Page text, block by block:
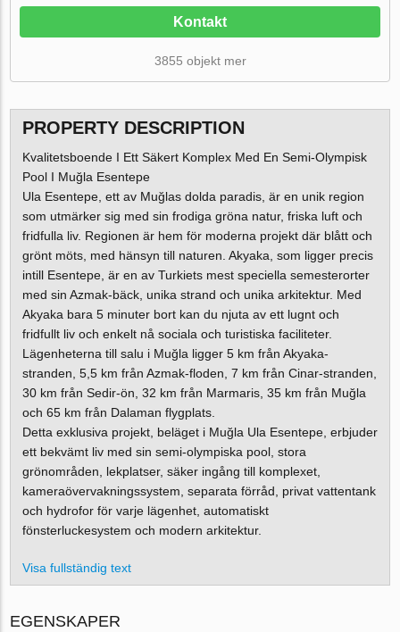
Kontakt
3855 objekt mer
PROPERTY DESCRIPTION
Kvalitetsboende I Ett Säkert Komplex Med En Semi-Olympisk
Pool I Muğla Esentepe
Ula Esentepe, ett av Muğlas dolda paradis, är en unik region
som utmärker sig med sin frodiga gröna natur, friska luft och
fridfulla liv. Regionen är hem för moderna projekt där blått och
grönt möts, med hänsyn till naturen. Akyaka, som ligger precis
intill Esentepe, är en av Turkiets mest speciella semesterorter
med sin Azmak-bäck, unika strand och unika arkitektur. Med
Akyaka bara 5 minuter bort kan du njuta av ett lugnt och
fridfullt liv och enkelt nå sociala och turistiska faciliteter.
Lägenheterna till salu i Muğla ligger 5 km från Akyaka-
stranden, 5,5 km från Azmak-floden, 7 km från Cinar-stranden,
30 km från Sedir-ön, 32 km från Marmaris, 35 km från Muğla
och 65 km från Dalaman flygplats.
Detta exklusiva projekt, beläget i Muğla Ula Esentepe, erbjuder
ett bekvämt liv med sin semi-olympiska pool, stora
grönområden, lekplatser, säker ingång till komplexet,
kameraövervakningssystem, separata förråd, privat vattentank
och hydrofor för varje lägenhet, automatiskt
fönsterluckesystem och modern arkitektur.
Visa fullständig text
EGENSKAPER